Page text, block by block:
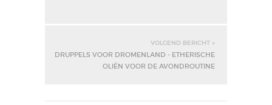
VOLGEND BERICHT »
DRUPPELS VOOR DROMENLAND - ETHERISCHE
OLIËN VOOR DE AVONDROUTINE